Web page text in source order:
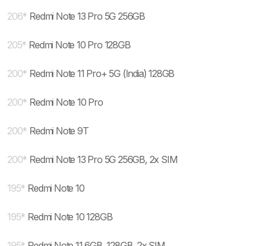
206* Redmi Note 13 Pro 5G 256GB
205* Redmi Note 10 Pro 128GB
200* Redmi Note 11 Pro+ 5G (India) 128GB
200* Redmi Note 10 Pro
200* Redmi Note 9T
200* Redmi Note 13 Pro 5G 256GB, 2x SIM
195* Redmi Note 10
195* Redmi Note 10 128GB